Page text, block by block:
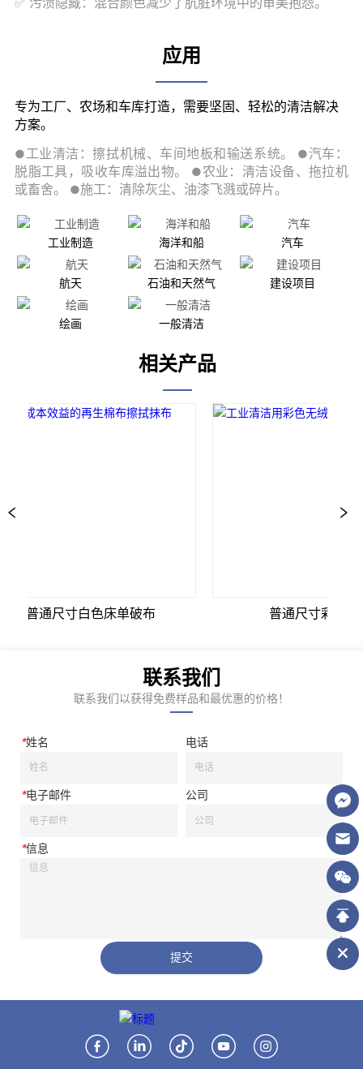
应用
工业制造 海洋和船 汽车
航天 石油和天然气 建设项目
绘画 一般清洁
相关产品
级普通尺寸白色床单破布 普通尺寸彩色床
联系我们
联系我们以获得免费样品和最优惠的价格！
*姓名 电话
*电子邮件 公司
*信息
提交